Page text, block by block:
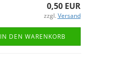
0,50 EUR
zzgl. Versand
IN DEN WARENKORB